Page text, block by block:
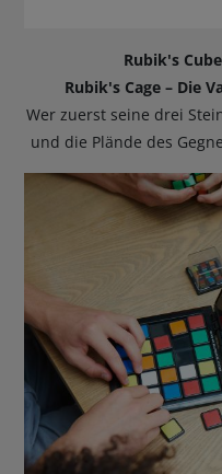
Rubik's
Rubik's Cage – Die
Wer zuerst seine drei
und die Plände des